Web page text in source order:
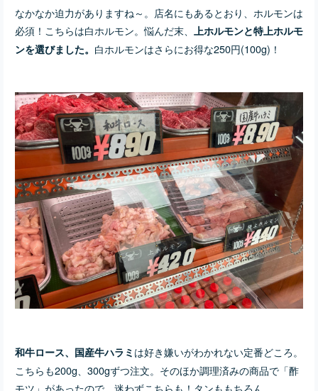
なかなか迫力がありますね～。店名にもあるとおり、ホルモンは
必須！こちらは白ホルモン。悩んだ末、 上ホルモンと特上ホルモ
ンを選びました。 白ホルモンはさらにお得な250円(100g)！
和牛ロース、国産牛ハラミ は好き嫌いがわかれない定番どころ。
こちらも200g、300gずつ注文。そのほか調理済みの商品で「酢
モツ」があったので、迷わずこちらも！タンももちろん。